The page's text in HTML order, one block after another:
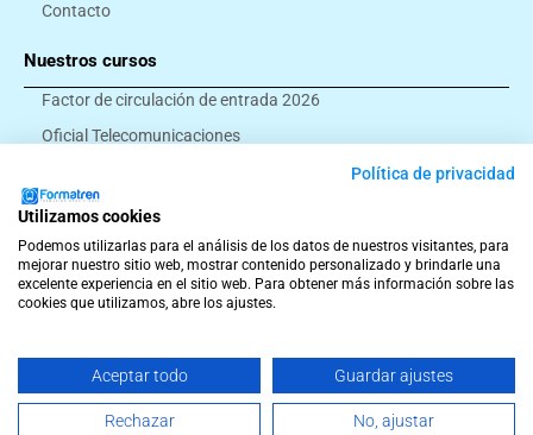
Contacto
Nuestros cursos
Factor de circulación de entrada 2026
Oficial Telecomunicaciones
Ayudante ferroviario
Todos los cursos
© Formatren 2026
Política de Cookies
Política de Envíos, Cancelaciones y Devoluciones
T
e
F
a
I
n
W
h
Política de privacidad
Utilizamos cookies
Podemos utilizarlas para el análisis de los datos de nuestros visitantes, para
mejorar nuestro sitio web, mostrar contenido personalizado y brindarle una
excelente experiencia en el sitio web. Para obtener más información sobre las
cookies que utilizamos, abre los ajustes.
Aceptar todo Guardar ajustes
Rechazar No, ajustar